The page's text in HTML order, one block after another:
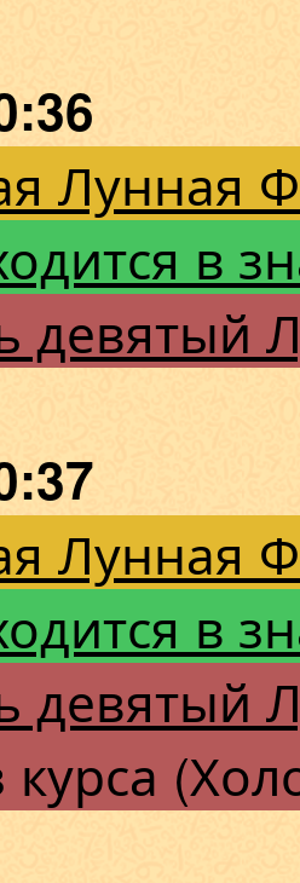
Лунная
в
девятый
Лунная
в
девятый